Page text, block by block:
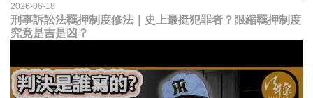
2026-06-18
刑事訴訟法羈押制度修法｜史上最挺犯罪者？限縮羈押制度
究竟是吉是凶？